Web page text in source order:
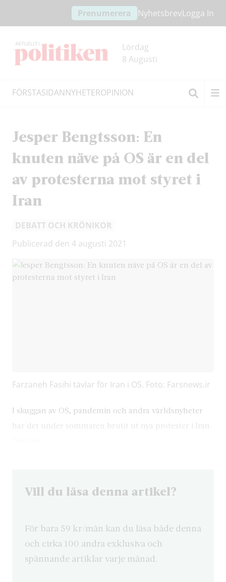
innehållet
headern
Prenumerera NyhetsbrevLogga In
Lördag
8 Augusti
FÖRSTASIDANNYHETEROPINION
Jesper Bengtsson: En
knuten näve på OS är en del
av protesterna mot styret i
Iran
DEBATT OCH KRÖNIKOR
Publicerad den 4 augusti 2021
Farzaneh Fasihi tävlar för Iran i OS. Foto: Farsnews.ir
I skuggan av OS, pandemin och andra världsnyheter
har det under sommaren brutit ut nya protester i Iran.
Vill du läsa denna artikel?
För bara 59 kr/mån kan du läsa både denna
och cirka 100 andra exklusiva och
spännande artiklar varje månad.